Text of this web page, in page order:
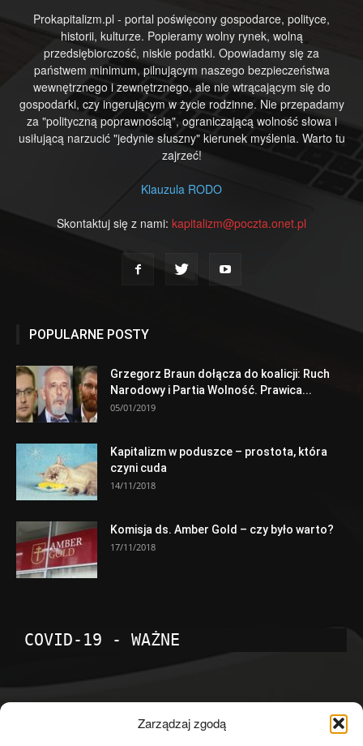
Zarządzaj zgodą
Prokapitalizm.pl - portal poświęcony gospodarce, polityce,
historii, kulturze. Popieramy wolny rynek, wolną
przedsiębiorczość, niskie podatki. Opowiadamy się za
państwem minimum, pilnującym naszego bezpieczeństwa
wewnętrznego i zewnętrznego, ale nie wtrącającym się do
gospodarki, czy ingerującym w życie rodzinne. Nie przepadamy
za "polityczną poprawnością", ograniczającą wolność słowa i
usiłującą narzucić "jedynie słuszny" kierunek myślenia. Warto tu
zajrzeć!
Klauzula RODO
Skontaktuj się z nami: kapitalizm@poczta.onet.pl
POPULARNE POSTY
Grzegorz Braun dołącza do koalicji: Ruch
Narodowy i Partia Wolność. Prawica...
05/01/2019
Kapitalizm w poduszce – prostota, która
czyni cuda
14/11/2018
Komisja ds. Amber Gold – czy było warto?
17/11/2018
COVID-19 - WAŻNE